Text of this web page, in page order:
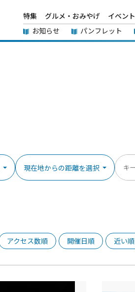
特集 グルメ・おみやげ イベント
お知らせ
パンフレット
現在地からの距離を選択
アクセス数順 開催日順 近い順